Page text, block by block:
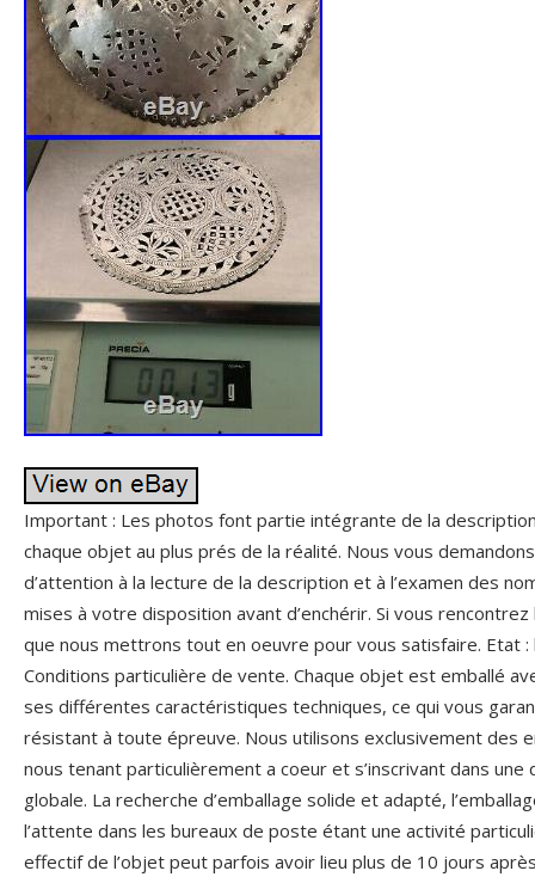
Important : Les photos font partie intégrante de la
chaque objet au plus prés de la réalité. Nous vous
d’attention à la lecture de la description et à l’examen des
mises à votre disposition avant d’enchérir. Si vous
que nous mettrons tout en oeuvre pour vous satisfaire. Etat
Conditions particulière de vente. Chaque objet est emballé
ses différentes caractéristiques techniques, ce qui vous
résistant à toute épreuve. Nous utilisons exclusivement des
nous tenant particulièrement a coeur et s’inscrivant dans une
globale. La recherche d’emballage solide et adapté,
l’attente dans les bureaux de poste étant une activité
effectif de l’objet peut parfois avoir lieu plus de 10 jours